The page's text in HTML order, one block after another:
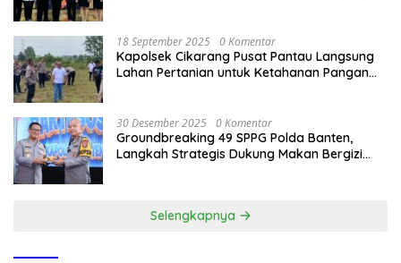
18 September 2025 0 Komentar
Kapolsek Cikarang Pusat Pantau Langsung
Lahan Pertanian untuk Ketahanan Pangan
30 Desember 2025 0 Komentar
Groundbreaking 49 SPPG Polda Banten,
Langkah Strategis Dukung Makan Bergizi
Selengkapnya